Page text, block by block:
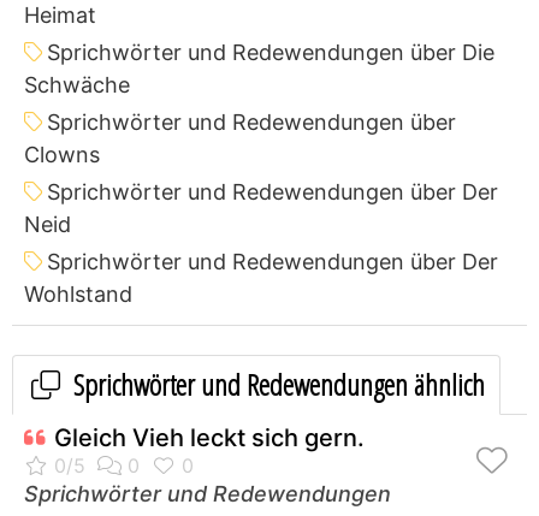
Heimat
Sprichwörter und Redewendungen über Die
Schwäche
Sprichwörter und Redewendungen über
Clowns
Sprichwörter und Redewendungen über Der
Neid
Sprichwörter und Redewendungen über Der
Wohlstand
Sprichwörter und Redewendungen ähnlich
Gleich Vieh leckt sich gern.
Sprichwörter und Redewendungen